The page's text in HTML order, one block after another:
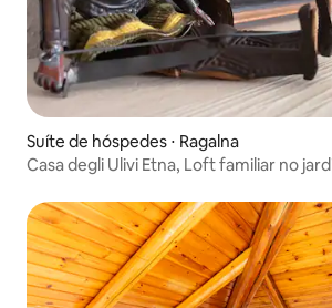
Suíte de hóspedes ⋅ Ragalna
Casa degli Ulivi Etna, Loft familiar no